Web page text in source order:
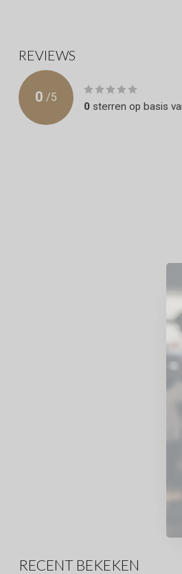
REVIEWS
0 /5
0 sterren op basis
RECENT BEKEKEN